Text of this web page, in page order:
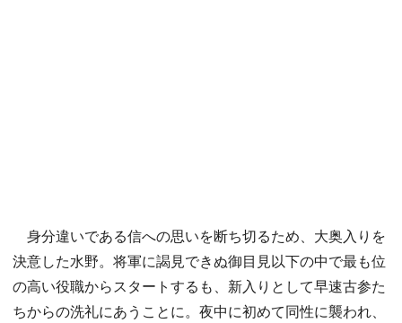
身分違いである信への思いを断ち切るため、大奥入りを
決意した水野。将軍に謁見できぬ御目見以下の中で最も位
の高い役職からスタートするも、新入りとして早速古参た
ちからの洗礼にあうことに。夜中に初めて同性に襲われ、